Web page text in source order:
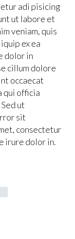
adi pisicing
ut labore et
veniam, quis
ex ea
dolor in
cillum dolore
occaecat
qui officia
ut
sit
consectetur
irure dolor in.